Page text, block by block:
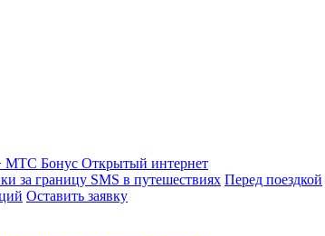
МТС Бонус Открытый интернет
за границу SMS в путешествиях Перед поездкой
Оставить заявку